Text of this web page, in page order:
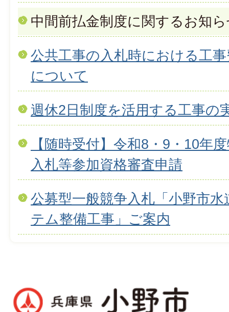
中間前払金制度に関するお知
公共工事の入札時における工
について
週休2日制度を活用する工事の
【随時受付】令和8・9・10年
入札等参加資格審査申請
公募型一般競争入札「小野市
テム整備工事」ご案内